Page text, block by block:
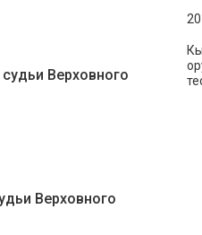
Верховного
Верховного